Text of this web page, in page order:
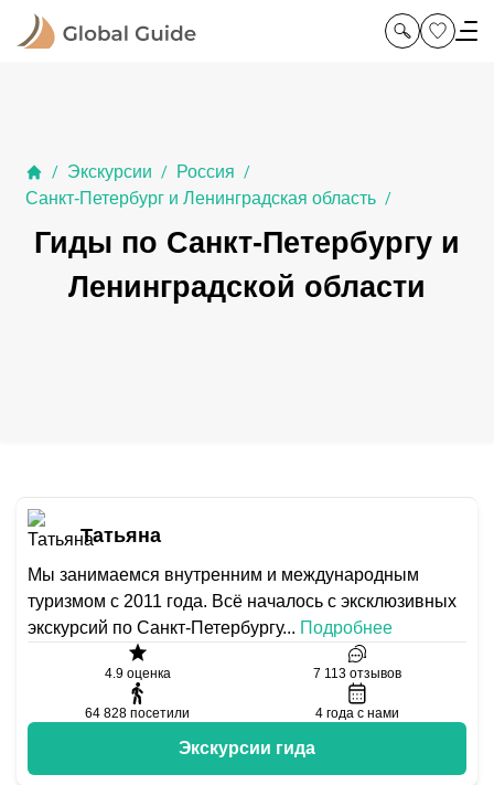
/ Экскурсии / Россия /
Санкт-Петербург и Ленинградская область /
Гиды по Санкт-Петербургу и
Ленинградской области
Татьяна
Мы занимаемся внутренним и международным
туризмом с 2011 года. Всё началось с эксклюзивных
экскурсий по Санкт-Петербургу... Подробнее
4.9оценка 7 113 отзывов
64 828 посетили 4 года с нами
Экскурсии гида